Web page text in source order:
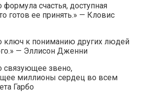
формула счастья, доступная
готов ее принять.» — Кловис
ключ к пониманию других людей
— Эллисон Дженни
связующее звено,
миллионы сердец во всем
Гарбо